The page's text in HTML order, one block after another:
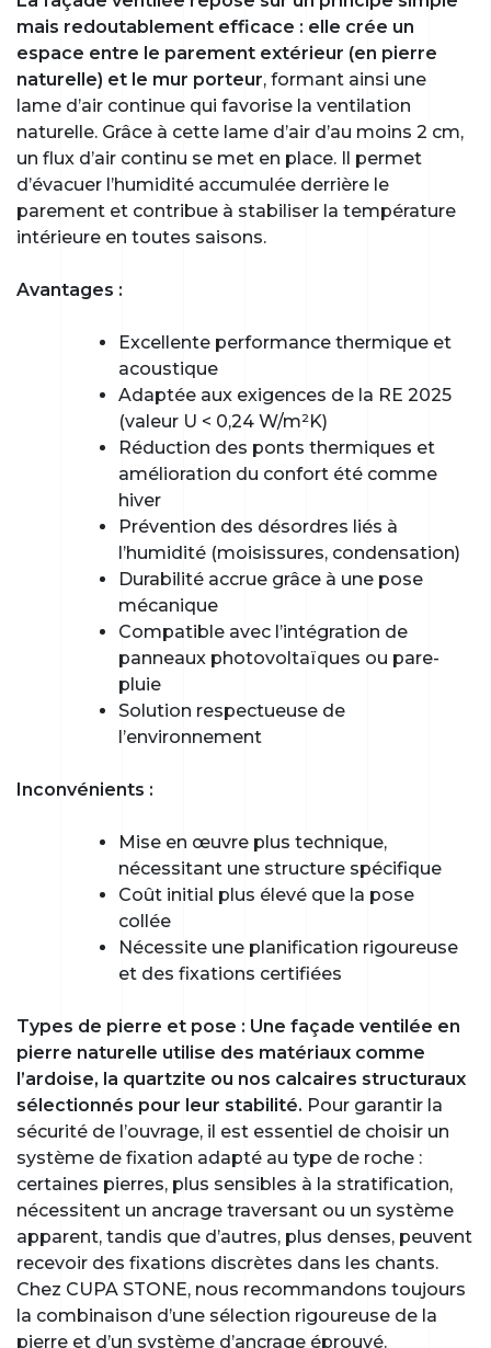
mais redoutablement efficace : elle crée un
espace entre le parement extérieur (en pierre
naturelle) et le mur porteur, formant ainsi une
lame d’air continue qui favorise la ventilation
naturelle. Grâce à cette lame d’air d’au moins 2 cm,
un flux d’air continu se met en place. Il permet
d’évacuer l’humidité accumulée derrière le
parement et contribue à stabiliser la température
intérieure en toutes saisons.
Avantages :
Excellente performance thermique et
acoustique
Adaptée aux exigences de la RE 2025
(valeur U < 0,24 W/m²K)
Réduction des ponts thermiques et
amélioration du confort été comme
hiver
Prévention des désordres liés à
l’humidité (moisissures, condensation)
Durabilité accrue grâce à une pose
mécanique
Compatible avec l’intégration de
panneaux photovoltaïques ou pare-
pluie
Solution respectueuse de
l’environnement
Inconvénients :
Mise en œuvre plus technique,
nécessitant une structure spécifique
Coût initial plus élevé que la pose
collée
Nécessite une planification rigoureuse
et des fixations certifiées
Types de pierre et pose : Une façade ventilée en
pierre naturelle utilise des matériaux comme
l’ardoise, la quartzite ou nos calcaires structuraux
sélectionnés pour leur stabilité. Pour garantir la
sécurité de l’ouvrage, il est essentiel de choisir un
système de fixation adapté au type de roche :
certaines pierres, plus sensibles à la stratification,
nécessitent un ancrage traversant ou un système
apparent, tandis que d’autres, plus denses, peuvent
recevoir des fixations discrètes dans les chants.
Chez CUPA STONE, nous recommandons toujours
la combinaison d’une sélection rigoureuse de la
pierre et d’un système d’ancrage éprouvé.